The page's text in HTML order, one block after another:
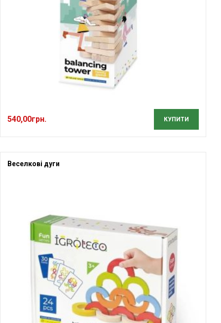
540,00грн. КУПИТИ
Веселкові дуги